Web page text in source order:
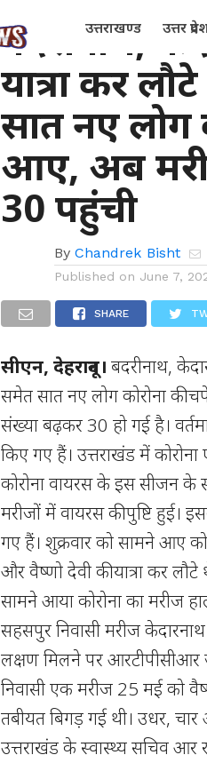
उत्तराखण्ड उत्तर
बदरीनाथ,
यात्रा कर
सात नए लोग
आए, अब
30 पहुंची
By Chandrek Bisht
Published on June 7,
SHARE
सीएन, देहरादून।बदरीनाथ,
समेत सात नए लोग कोरोना की
संख्या बढ़कर 30 हो गई है।
किए गए हैं। उत्तराखंड में
कोरोना वायरस के इस सीजन
मरीजों में वायरस की पुष्टि हुई।
गए हैं। शुक्रवार को सामने आए
और वैष्णो देवी की यात्रा कर
सामने आया कोरोना का मरीज
सहसपुर निवासी मरीज
लक्षण मिलने पर आरटीपीसीआर
निवासी एक मरीज 25 मई को
तबीयत बिगड़ गई थी। उधर,
उत्तराखंड के स्वास्थ्य सचिव